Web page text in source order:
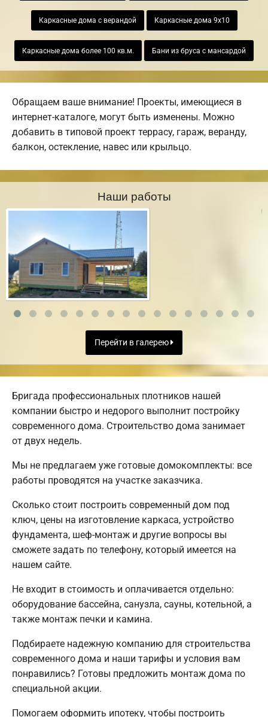
Каркасные дома с верандой Каркасные дома 9х10
Каркасные дома более 100 кв.м. Бани из бруса с мансардой
Обращаем ваше внимание! Проекты, имеющиеся в
интернет-каталоге, могут быть изменены. Можно
добавить в типовой проект террасу, гараж, веранду,
балкон, остекление, навес или крыльцо.
Наши работы
Перейти в галерею
Бригада профессиональных плотников нашей
компании быстро и недорого выполнит постройку
современного дома. Строительство дома занимает
от двух недель.
Мы не предлагаем уже готовые домокомплекты: все
работы проводятся на участке заказчика.
Сколько стоит построить современный дом под
ключ, цены на изготовление каркаса, устройство
фундамента, шеф-монтаж и другие вопросы вы
сможете задать по телефону, который имеется на
нашем сайте.
Не входит в стоимость и оплачивается отдельно:
оборудование бассейна, санузла, сауны, котельной, а
также монтаж печки и камина.
Подбираете надежную компанию для строительства
современного дома и наши тарифы и условия вам
понравились? Готовы предложить монтаж дома по
специальной акции.
Помогаем оформить ипотеку, чтобы построить